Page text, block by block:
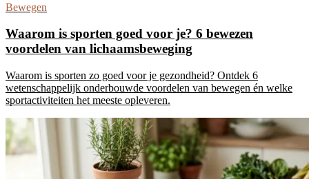
Bewegen
Waarom is sporten goed voor je? 6 bewezen
voordelen van lichaamsbeweging
Waarom is sporten zo goed voor je gezondheid? Ontdek 6
wetenschappelijk onderbouwde voordelen van bewegen én welke
sportactiviteiten het meeste opleveren.